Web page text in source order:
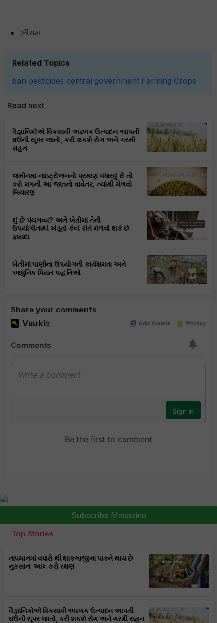
ઝીરામ
Related Topics
ban pesticides central government Farming Crops
Read next
વૈજ્ઞાનિકોએ વિકસાવી અઢળક ઉત્પાદન આપતી
ઘઉંની સૂપર જાતો, કરી શકશે રોગ અને ગરમી
સહન
જમીનમાં નાઇટ્રોજનનો પ્રમાણ વધારવું છે તો
કરો મગની આ જાતનો વાવેતર, ત્યાંથી મેળવો
બિયારણ
શું છે પંચગવ્ય? અને ખેતીમાં તેની
ઉપયોગીતાથી ખેડૂતો કેવી રીતે મેળવી શકે છે
ફાયદા
ખેતીમાં પાણીના ઉપયોગની કાર્યક્ષમતા અને
આધુનિક પિયત પદ્ધતિઓ
Share your comments
Subscribe Magazine
Top Stories
તાપમાનમાં વધારો થી શાકભાજીના પાકને થાય છે
નુકસાન, આમ કરો રક્ષણ
વૈજ્ઞાનિકોએ વિકસાવી અઢળક ઉત્પાદન આપતી
ઘઉંની સૂપર જાતો, કરી શકશે રોગ અને ગરમી સહન